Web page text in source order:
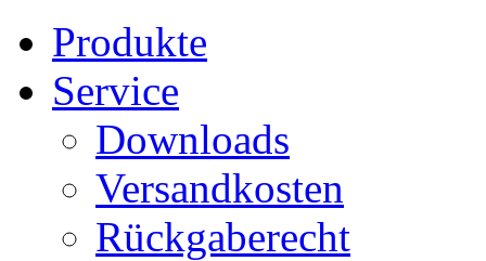
Produkte
Service
Downloads
Versandkosten
Rückgaberecht